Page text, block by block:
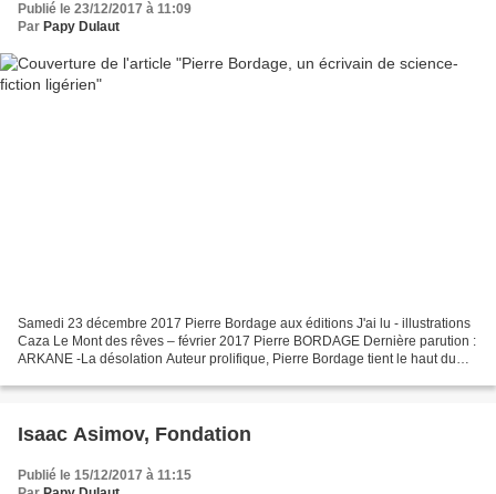
Publié le 23/12/2017 à 11:09
Par Papy Dulaut
Samedi 23 décembre 2017 Pierre Bordage aux éditions J'ai lu - illustrations
Caza Le Mont des rêves – février 2017 Pierre BORDAGE Dernière parution :
ARKANE -La désolation Auteur prolifique, Pierre Bordage tient le haut du
Isaac Asimov, Fondation
Publié le 15/12/2017 à 11:15